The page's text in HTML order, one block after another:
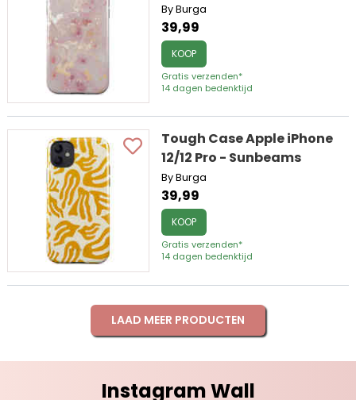
By Burga
39,99
KOOP
Gratis verzenden*
14 dagen bedenktijd
Tough Case Apple iPhone
12/12 Pro - Sunbeams
By Burga
39,99
KOOP
Gratis verzenden*
14 dagen bedenktijd
LAAD MEER PRODUCTEN
Instagram Wall